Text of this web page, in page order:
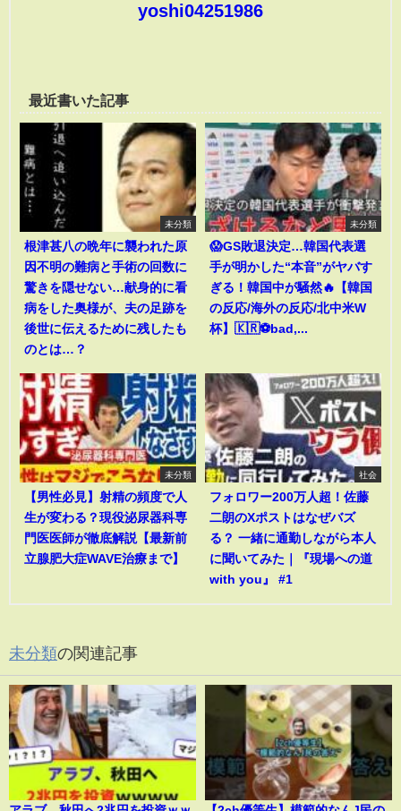
yoshi04251986
最近書いた記事
未分類
根津甚八の晩年に襲われた原
因不明の難病と手術の回数に
驚きを隠せない…献身的に看
病をした奥様が、夫の足跡を
後世に伝えるために残したも
のとは…？
未分類
😱GS敗退決定…韓国代表選
手が明かした“本音”がヤバす
ぎる！韓国中が騒然🔥【韓国
の反応/海外の反応/北中米W
杯】🇰🇷⚽bad,...
未分類
【男性必見】射精の頻度で人
生が変わる？現役泌尿器科専
門医医師が徹底解説【最新前
立腺肥大症WAVE治療まで】
社会
フォロワー200万人超！佐藤
二朗のXポストはなぜバズ
る？ 一緒に通勤しながら本人
に聞いてみた｜『現場への道
with you』 #1
未分類の関連記事